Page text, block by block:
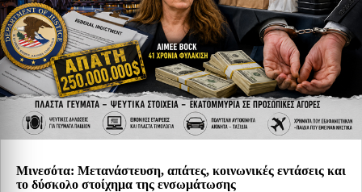
Μινεσότα: Μετανάστευση, απάτες, κοινωνικές εντάσεις και
το δύσκολο στοίχημα της ενσωμάτωσης